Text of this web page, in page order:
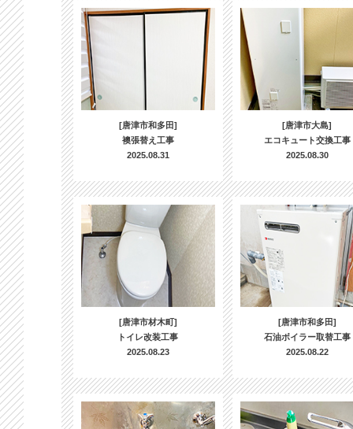
[唐津市和多田]
襖張替え工事
2025.08.31
[唐津市大島]
エコキュート交換工事
2025.08.30
[唐津市材木町]
トイレ改装工事
2025.08.23
[唐津市和多田]
石油ボイラー取替工事
2025.08.22